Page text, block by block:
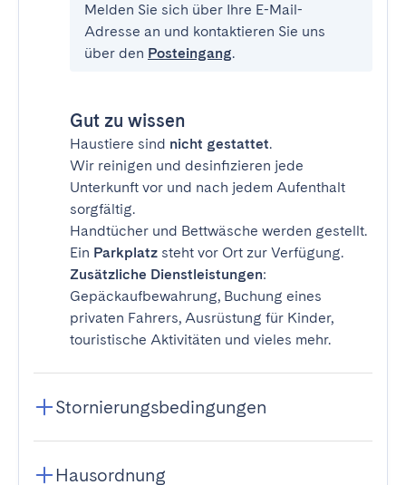
Melden Sie sich über Ihre E-Mail-
Adresse an und kontaktieren Sie uns
über den Posteingang.
Gut zu wissen
Haustiere sind nicht gestattet.
Wir reinigen und desinfizieren jede
Unterkunft vor und nach jedem Aufenthalt
sorgfältig.
Handtücher und Bettwäsche werden gestellt.
Ein Parkplatz steht vor Ort zur Verfügung.
Zusätzliche Dienstleistungen:
Gepäckaufbewahrung, Buchung eines
privaten Fahrers, Ausrüstung für Kinder,
touristische Aktivitäten und vieles mehr.
Stornierungsbedingungen
Hausordnung